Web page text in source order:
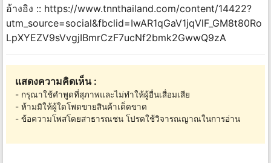
อ้างอิง :: https://www.tnnthailand.com/content/14422?
utm_source=social&fbclid=IwAR1qGaV1jqVlF_GM8t80Ro
LpXYEZV9sVvgjIBmrCzF7ucNf2bmk2GwwQ9zA
แสดงความคิดเห็น :
- กรุณาใช้คำพูดที่สุภาพและไม่ทำให้ผู้อื่นเสื่อมเสีย
- ห้ามมิให้ผู้ใดโพดขายสินค้าเด็ดขาด
- ข้อความโพสโดยสาธารณชน โปรดใช้วิจารณญาณในการอ่าน